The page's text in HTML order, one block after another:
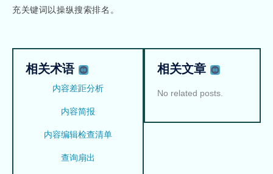
充关键词以操纵搜索排名。
相关术语
内容差距分析
内容简报
内容编辑检查清单
查询扇出
相关文章
No related posts.